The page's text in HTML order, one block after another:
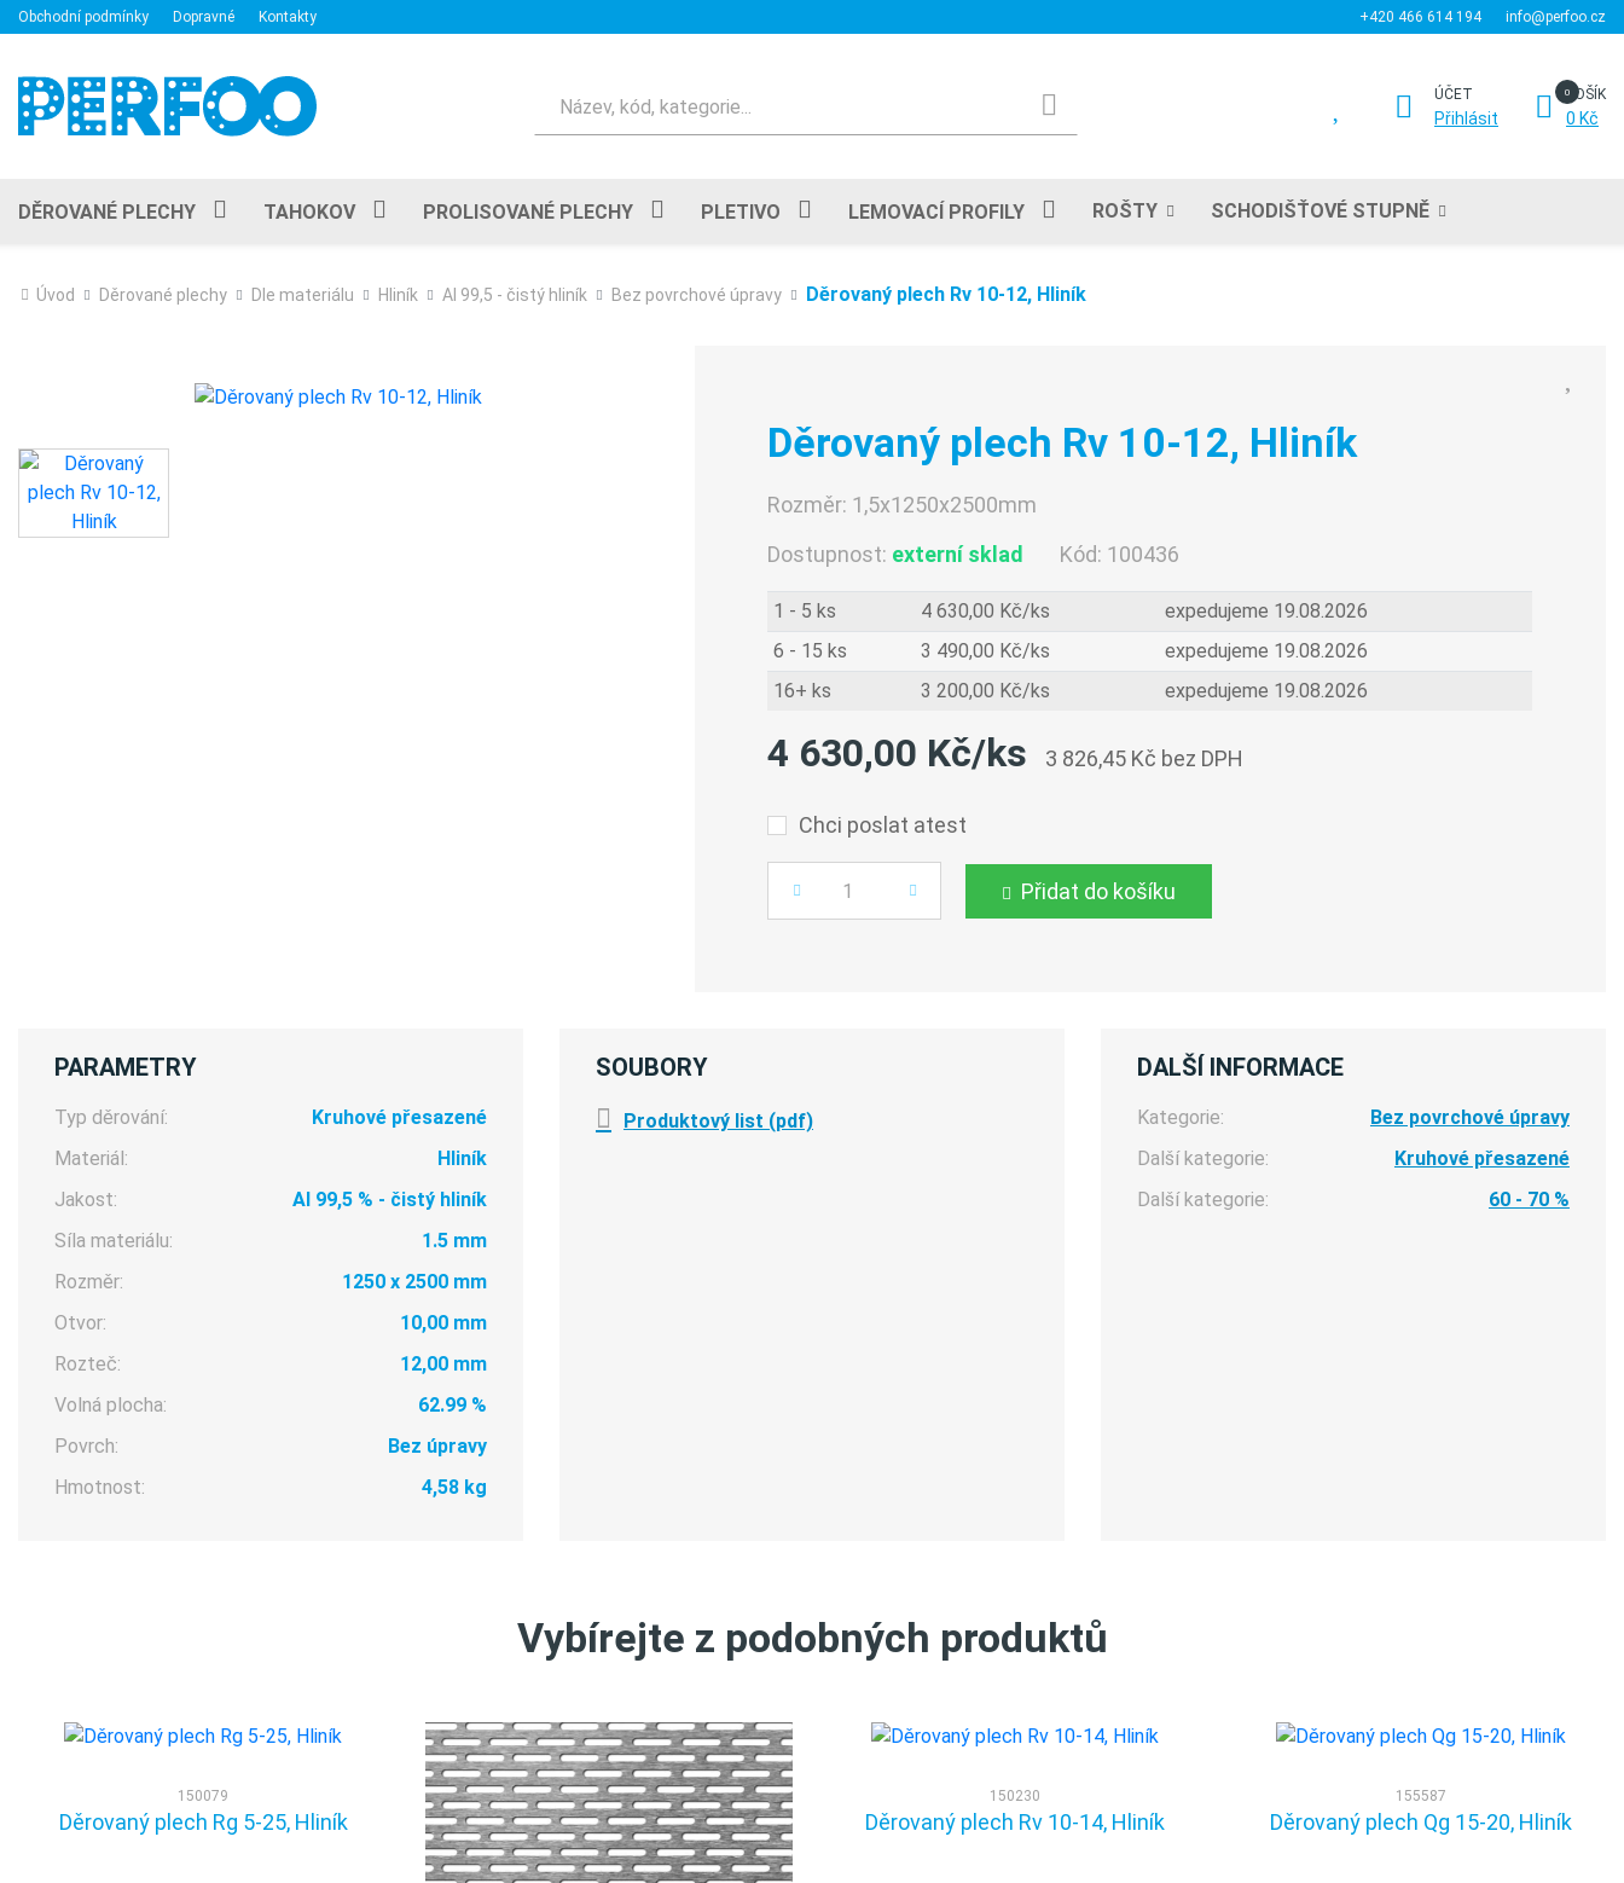
Obchodní podmínky Dopravné Kontakty +420 466 614 194 info@perfoo.cz
ÚČET
Přihlásit
KOŠÍK
0 Kč
DĚROVANÉ PLECHY TAHOKOV PROLISOVANÉ PLECHY PLETIVO LEMOVACÍ PROFILY ROŠTY SCHODIŠŤOVÉ STUPNĚ
Úvod Děrované plechy Dle materiálu Hliník Al 99,5 - čistý hliník Bez povrchové úpravy Děrovaný plech Rv 10-12, Hliník
Děrovaný plech Rv 10-12, Hliník
Rozměr: 1,5x1250x2500mm
Dostupnost: externí sklad Kód: 100436
1 - 5 ks 4 630,00 Kč/ks
expedujeme 19.08.2026
6 - 15 ks
3 490,00 Kč/ks
expedujeme 19.08.2026
16+ ks
3 200,00 Kč/ks expedujeme 19.08.2026
4 630,00 Kč/ks 3 826,45 Kč bez DPH
Chci poslat atest
Počet Přidat do košíku
PARAMETRY
Typ děrování:
Kruhové přesazené
Materiál:
Hliník
Jakost:
Al 99,5 % - čistý hliník
Síla materiálu:
1.5 mm
Rozměr:
1250 x 2500 mm
Otvor:
10,00 mm
Rozteč:
12,00 mm
Volná plocha:
62.99 %
Povrch:
Bez úpravy
Hmotnost:
4,58 kg
SOUBORY
Produktový list (pdf)
DALŠÍ INFORMACE
Kategorie:
Bez povrchové úpravy
Další kategorie:
Kruhové přesazené
Další kategorie:
60 - 70 %
Vybírejte z podobných produktů
150079
Děrovaný plech Rg 5-25, Hliník
150230
Děrovaný plech Rv 10-14, Hliník
155587
Děrovaný plech Qg 15-20, Hliník